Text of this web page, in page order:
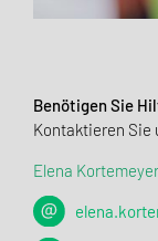
Benötigen Sie
Kontaktieren Sie
Elena Kortemeyer